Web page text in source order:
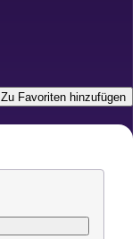
Zu Favoriten hinzufügen